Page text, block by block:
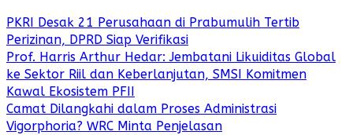
PKRI Desak 21 Perusahaan di Prabumulih Tertib
Perizinan, DPRD Siap Verifikasi
Prof. Harris Arthur Hedar: Jembatani Likuiditas Global
ke Sektor Riil dan Keberlanjutan, SMSI Komitmen
Kawal Ekosistem PFII
Camat Dilangkahi dalam Proses Administrasi
Vigorphoria? WRC Minta Penjelasan